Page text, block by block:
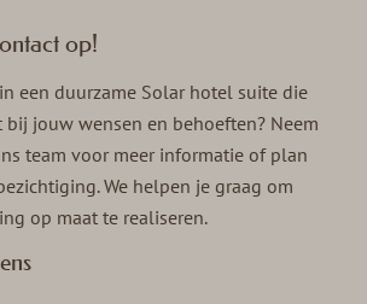
op!
een duurzame Solar hotel suite die
jouw wensen en behoeften? Neem
team voor meer informatie of plan
We helpen je graag om
op maat te realiseren.